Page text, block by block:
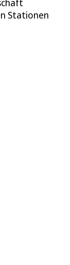
Stationen